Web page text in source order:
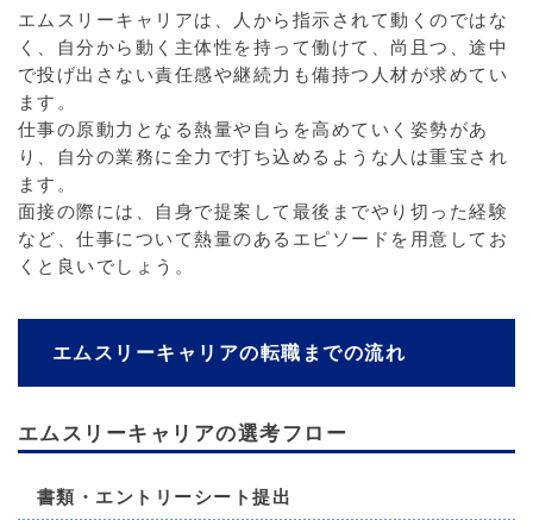
エムスリーキャリアは、人から指示されて動くのではな
く、自分から動く主体性を持って働けて、尚且つ、途中
で投げ出さない責任感や継続力も備持つ人材が求めてい
ます。
仕事の原動力となる熱量や自らを高めていく姿勢があ
り、自分の業務に全力で打ち込めるような人は重宝され
ます。
面接の際には、自身で提案して最後までやり切った経験
など、仕事について熱量のあるエピソードを用意してお
くと良いでしょう。
エムスリーキャリアの転職までの流れ
エムスリーキャリアの選考フロー
書類・エントリーシート提出